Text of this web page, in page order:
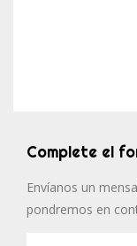
Complete el
Envíanos un
pondremos en